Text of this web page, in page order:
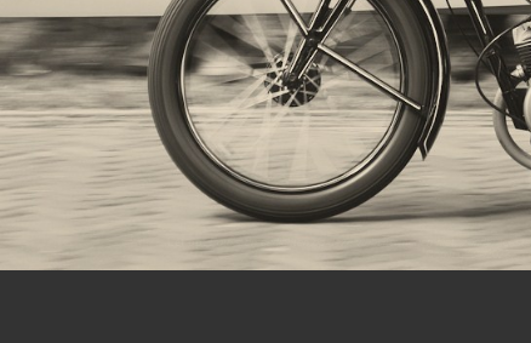
Let op: Foto's en gedichten op deze website mogen niet, zonder